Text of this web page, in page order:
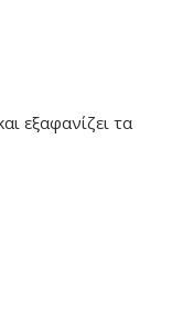
εξαφανίζει τα